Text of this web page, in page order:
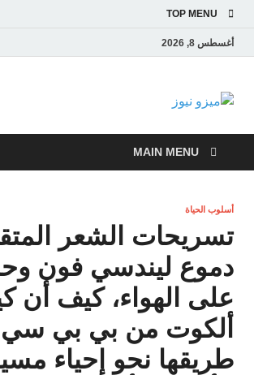
TOP MENU
أغسطس 8, 2026
ميزو نيوز
والاقتصادية
MAIN MENU
أسلوب الحياة
تسريحات الشعر
دموع ليندسي فون
على الهواء، كيف أن
ألكوت من بي بي
طريقها نحو إحياء